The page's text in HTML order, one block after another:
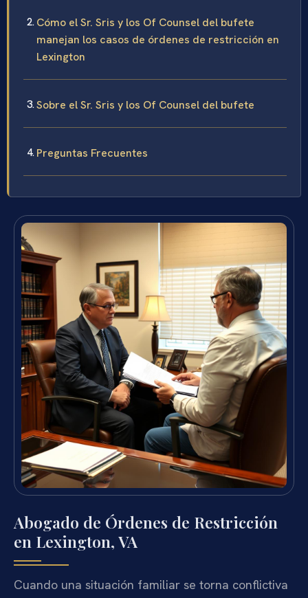
Cómo el Sr. Sris y los Of Counsel del bufete
manejan los casos de órdenes de restricción en
Lexington
Sobre el Sr. Sris y los Of Counsel del bufete
Preguntas Frecuentes
Abogado de Órdenes de Restricción
en Lexington, VA
Cuando una situación familiar se torna conflictiva